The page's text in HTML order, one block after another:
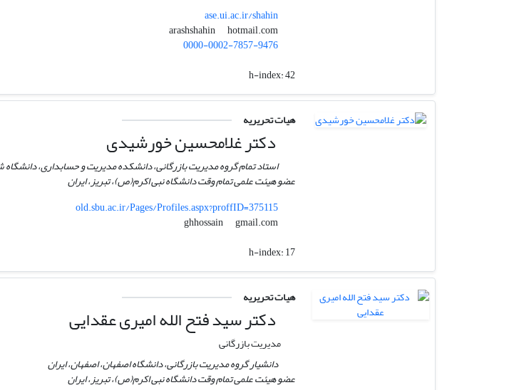
ase.ui.ac.ir/shahin
hotmail.com
0000-0002-7857-9476
h-index:42
هیات تحریریه
دکتر غلامحسین خورشیدی
استاد تمام گروه مدیریت بازرگانی، دانشکده مدیریت و حسابداری، دانشگاه
عضو هیئت علمی تمام وقت دانشگاه نبی اکرم(ص)، تبریز، ایران
old.sbu.ac.ir/Pages/Profiles.aspx?proffID=375115
gmail.com
h-index:17
هیات تحریریه
دکتر سید فتح الله امیری عقدایی
مدیریت بازرگانی
دانشیار گروه مدیریت بازرگانی، دانشگاه اصفهان، اصفهان، ایران
عضو هیئت علمی تمام وقت دانشگاه نبی اکرم(ص)، تبریز، ایران